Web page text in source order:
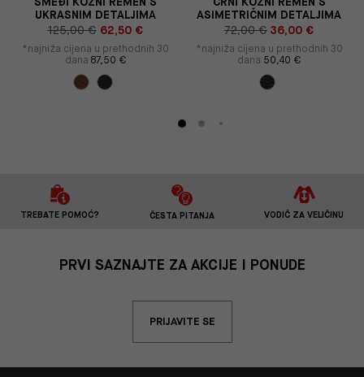
UKRASNIM DETALJIMA
125,00 € 62,50 €
*najniža cijena u prethodnih 30
dana 87,50 €
ASIMETRIČNIM DETALJIMA
72,00 € 36,00 €
*najniža cijena u prethodnih 30
dana 50,40 €
TREBATE POMOĆ? ČESTA PITANJA VODIČ ZA VELIČINU
PRVI SAZNAJTE ZA AKCIJE I PONUDE
PRIJAVITE SE